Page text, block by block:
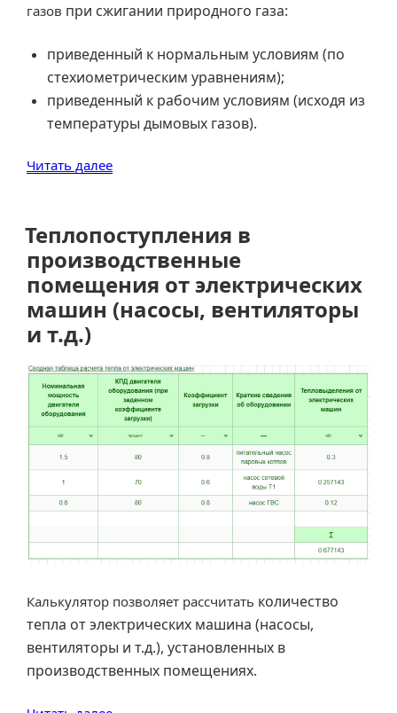
газов при сжигании природного газа:
приведенный к нормальным условиям (по
стехиометрическим уравнениям);
приведенный к рабочим условиям (исходя из
температуры дымовых газов).
Читать далее«Расчет
газов
сжигании
природного
газа»
Теплопоступления в
производственные
помещения от электрических
машин (насосы, вентиляторы
и т.д.)
Калькулятор позволяет рассчитать количество
тепла от электрических машина (насосы,
вентиляторы и т.д.), установленных в
производственных помещениях.